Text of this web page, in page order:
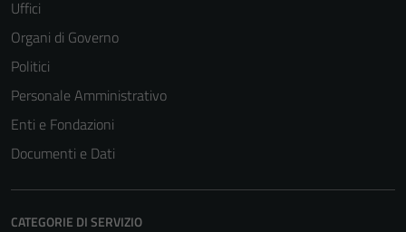
Uffici
Organi di Governo
Politici
Personale Amministrativo
Enti e Fondazioni
Documenti e Dati
CATEGORIE DI SERVIZIO